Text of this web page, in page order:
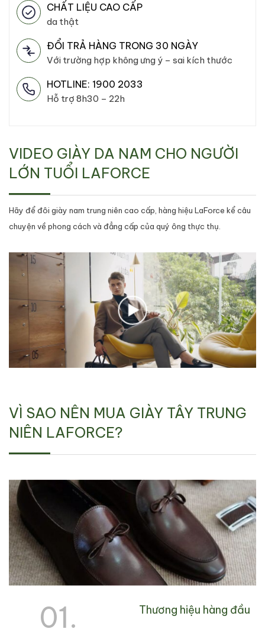
CHẤT LIỆU CAO CẤP
da thật
ĐỔI TRẢ HÀNG TRONG 30 NGÀY
Với trường hợp không ưng ý – sai kích thước
HOTLINE: 1900 2033
Hỗ trợ 8h30 – 22h
VIDEO GIÀY DA NAM CHO NGƯỜI
LỚN TUỔI LAFORCE
Hãy để đôi giày nam trung niên cao cấp, hàng hiệu LaForce kể câu
chuyện về phong cách và đẳng cấp của quý ông thực thụ.
VÌ SAO NÊN MUA GIÀY TÂY TRUNG
NIÊN LAFORCE?
01. Thương hiệu hàng đầu